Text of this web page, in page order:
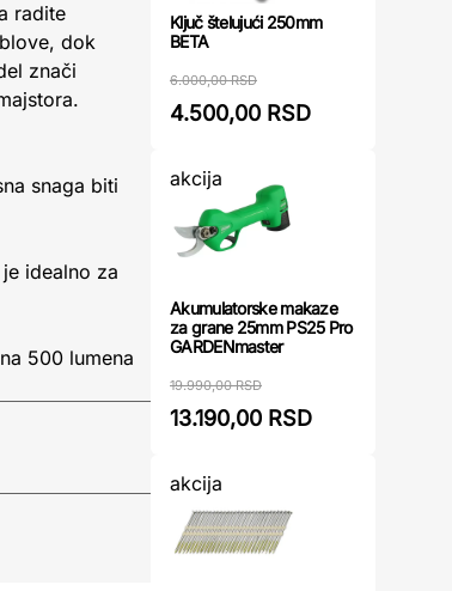
radite
dok
znači
snaga biti
idealno za
500 lumena
Ključ štelujući 250mm
BETA
6.000,00 RSD
4.500,00 RSD
akcija
Akumulatorske makaze
za grane 25mm PS25 Pro
GARDENmaster
19.990,00 RSD
13.190,00 RSD
akcija